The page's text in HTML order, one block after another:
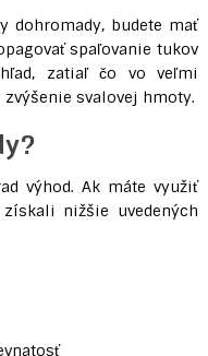
dohromady, budete mať
spaľovanie tukov
zatiaľ čo vo veľmi
svalovej hmoty.
výhod. Ak máte využiť
nižšie uvedených